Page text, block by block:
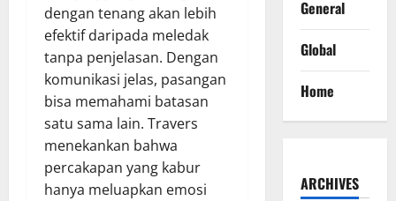
dengan tenang akan lebih
efektif daripada meledak
tanpa penjelasan. Dengan
komunikasi jelas, pasangan
bisa memahami batasan
satu sama lain. Travers
menekankan bahwa
percakapan yang kabur
hanya meluapkan emosi
General
Global
Home
ARCHIVES